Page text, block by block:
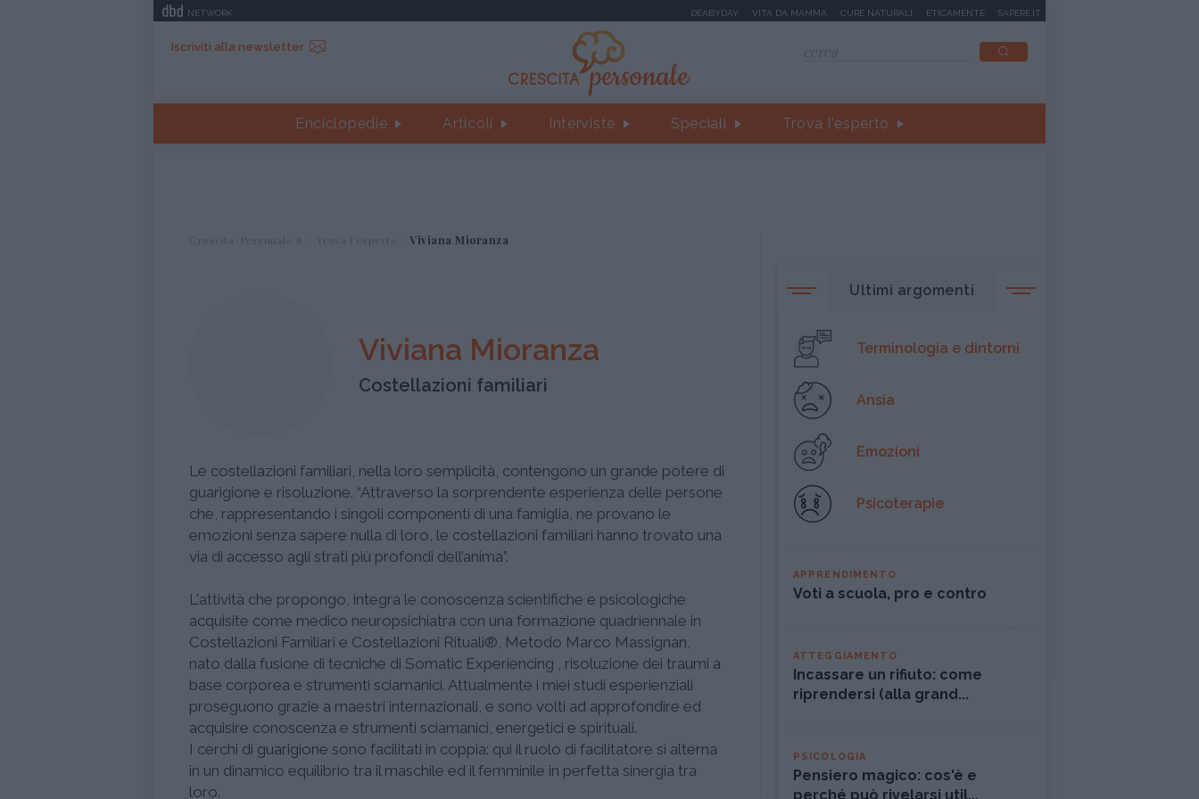
NETWORK DEABYDAY VITA DA MAMMA CURE NATURALI ETICAMENTE SAPERE.IT
Iscriviti alla newsletter
Enciclopedie Articoli Interviste Speciali Trova l'esperto
Viviana Mioranza
Viviana Mioranza
Costellazioni familiari
Le costellazioni familiari, nella loro semplicità, contengono un grande potere di
guarigione e risoluzione. “Attraverso la sorprendente esperienza delle persone
che, rappresentando i singoli componenti di una famiglia, ne provano le
emozioni senza sapere nulla di loro, le costellazioni familiari hanno trovato una
via di accesso agli strati più profondi dell’anima”.
L'attività che propongo, integra le conoscenza scientifiche e psicologiche
acquisite come medico neuropsichiatra con una formazione quadriennale in
Costellazioni Familiari e Costellazioni Rituali®, Metodo Marco Massignan,
nato dalla fusione di tecniche di Somatic Experiencing , risoluzione dei traumi a
base corporea e strumenti sciamanici. Attualmente i miei studi esperienziali
proseguono grazie a maestri internazionali, e sono volti ad approfondire ed
acquisire conoscenza e strumenti sciamanici, energetici e spirituali.
I cerchi di guarigione sono facilitati in coppia: qui il ruolo di facilitatore si alterna
in un dinamico equilibrio tra il maschile ed il femminile in perfetta sinergia tra
loro.
Ultimi argomenti
Terminologia e dintorni
Ansia
Emozioni
Psicoterapie
APPRENDIMENTO
Voti a scuola, pro e contro
ATTEGGIAMENTO
Incassare un rifiuto: come
riprendersi (alla grand...
PSICOLOGIA
Pensiero magico: cos'è e
perché può rivelarsi util...